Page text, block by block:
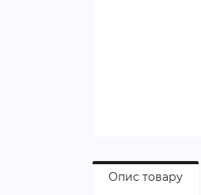
Опис товару